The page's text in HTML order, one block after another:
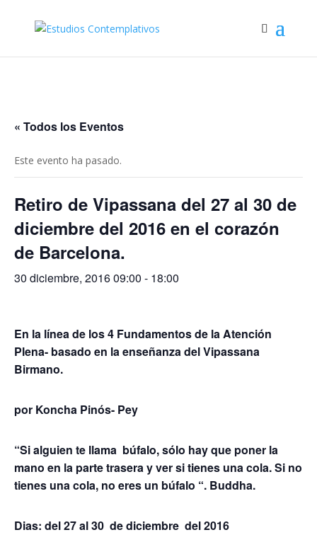
« Todos los Eventos
Este evento ha pasado.
Retiro de Vipassana del 27 al 30 de
diciembre del 2016 en el corazón
de Barcelona.
30 diciembre, 2016 09:00 - 18:00
En la línea de los 4 Fundamentos de la Atención
Plena- basado en la enseñanza del Vipassana
Birmano.
por Koncha Pinós- Pey
“Si alguien te llama búfalo, sólo hay que poner la
mano en la parte trasera y ver si tienes una cola. Si no
tienes una cola, no eres un búfalo “. Buddha.
Dias: del 27 al 30 de diciembre del 2016